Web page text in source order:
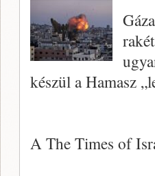
készül a Hamasz
A The Times of